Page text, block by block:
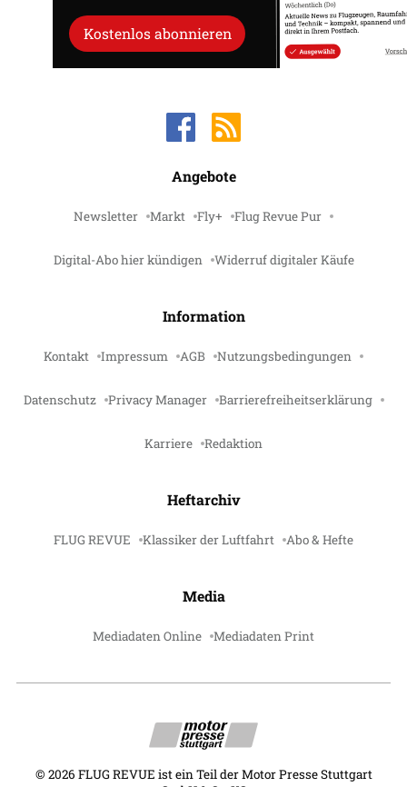
Kostenlos abonnieren
Angebote
Newsletter Markt Fly+ Flug Revue Pur
Digital-Abo hier kündigen Widerruf digitaler Käufe
Information
Kontakt Impressum AGB Nutzungsbedingungen
Datenschutz Privacy Manager Barrierefreiheitserklärung
Karriere Redaktion
Heftarchiv
FLUG REVUE Klassiker der Luftfahrt Abo & Hefte
Media
Mediadaten Online Mediadaten Print
© 2026 FLUG REVUE ist ein Teil der Motor Presse Stuttgart